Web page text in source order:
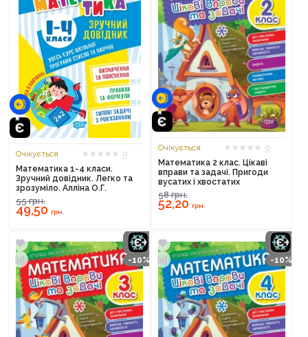
Очікується
0
Математика 1-4 класи.
Зручний довідник. Легко та
зрозуміло. Алліна О.Г.
55грн.
49,50 грн.
Очікується
0
Математика 2 клас. Цікаві
вправи та задачі. Пригоди
вусатих і хвостатих
58грн.
52,20 грн.
-10% -10%